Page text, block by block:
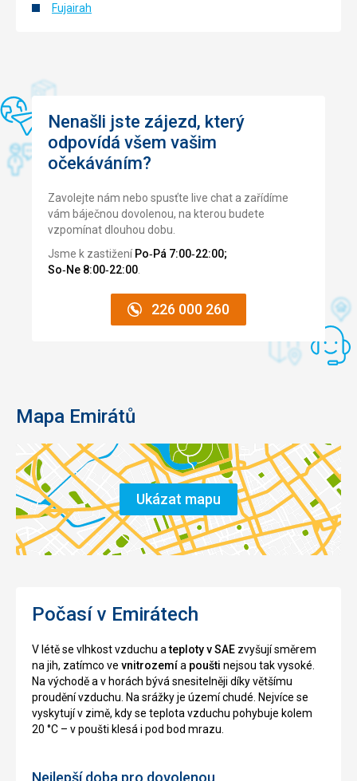
Fujairah
Nenašli jste zájezd, který
odpovídá všem vašim
očekáváním?
Zavolejte nám nebo spusťte live chat a zařídíme
vám báječnou dovolenou, na kterou budete
vzpomínat dlouhou dobu.
Jsme k zastižení Po‑Pá 7:00‑22:00;
So‑Ne 8:00‑22:00
226 000 260
Mapa Emirátů
Ukázat mapu
Počasí v Emirátech
V létě se vlhkost vzduchu ateploty v SAE zvyšují směrem
na jih, zatímco ve vnitrozemía poušti nejsou tak vysoké.
Na východě a v horách bývá snesitelněji díky většímu
proudění vzduchu. Na srážky je území chudé. Nejvíce se
vyskytují v zimě, kdy se teplota vzduchu pohybuje kolem
20 °C – v poušti klesá i pod bod mrazu.
Nejlepší doba pro dovolenou